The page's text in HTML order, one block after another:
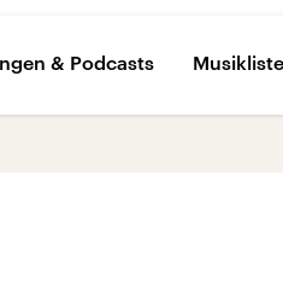
& Podcasts Musikliste